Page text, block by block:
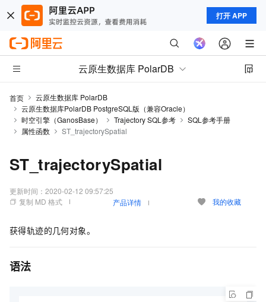
打开 APP
云原生数据库 PolarDB
首页
云原生数据库 PolarDB
云原生数据库PolarDB PostgreSQL版（兼容Oracle）
时空引擎（GanosBase）
Trajectory SQL参考
SQL参考手册
属性函数
ST_trajectorySpatial
ST_trajectorySpatial
更新时间： 2020-02-12 09:57:25
复制 MD 格式
产品详情 我的收藏
获得轨迹的几何对象。
语法